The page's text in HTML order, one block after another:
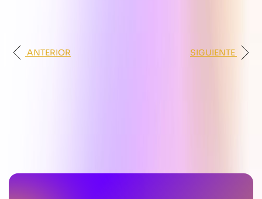
ANTERIOR SIGUIENTE